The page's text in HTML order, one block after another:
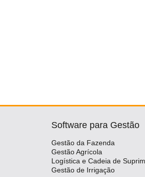
Software para Gestão
Gestão da Fazenda
Gestão Agrícola
Logística e Cadeia de
Gestão de Irrigação